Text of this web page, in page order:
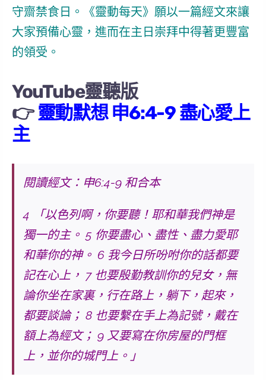
守齋禁食日。《靈動每天》願以一篇經文來讓
大家預備心靈，進而在主日崇拜中得著更豐富
的領受。
YouTube靈聽版
👉靈動默想 申6:4-9 盡心愛上
主
閱讀經文：申6:4-9 和合本
4 「以色列啊，你要聽！耶和華我們神是
獨一的主。 5 你要盡心、盡性、盡力愛耶
和華你的神。 6 我今日所吩咐你的話都要
記在心上， 7 也要殷勤教訓你的兒女，無
論你坐在家裏，行在路上，躺下，起來，
都要談論； 8 也要繫在手上為記號，戴在
額上為經文； 9 又要寫在你房屋的門框
上，並你的城門上。」